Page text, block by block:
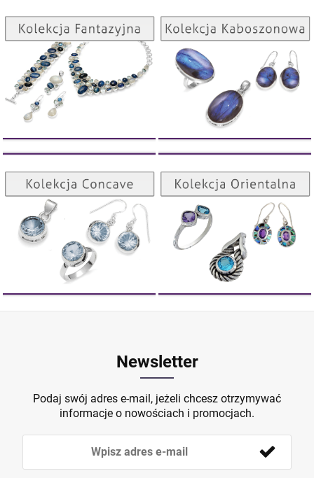
Kolekcja Fantazyjna
ZOBACZ
Kolekcja Kaboszonowa
ZOBACZ
Kolekcja Concave
ZOBACZ
Kolekcja Orientalna
ZOBACZ
Newsletter
Podaj swój adres e-mail, jeżeli chcesz otrzymywać
informacje o nowościach i promocjach.